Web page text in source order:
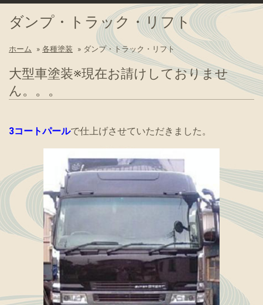
ダンプ・トラック・リフト
ホーム » 各種塗装 » ダンプ・トラック・リフト
大型車塗装※現在お請けしておりませ
ん。。。
3コートパールで仕上げさせていただきました。